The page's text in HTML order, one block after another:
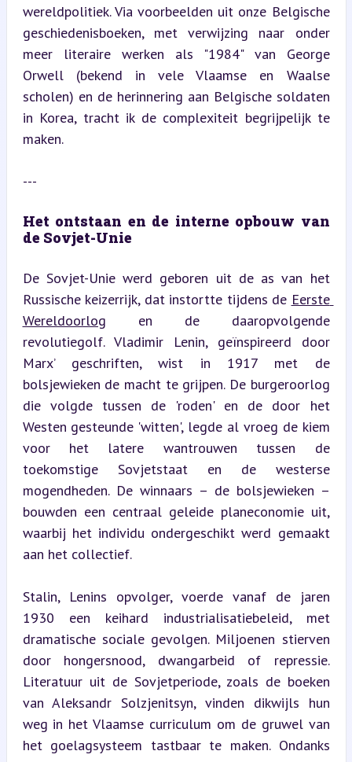
wereldpolitiek. Via voorbeelden uit onze Belgische
geschiedenisboeken, met verwijzing naar onder
meer literaire werken als "1984" van George
Orwell (bekend in vele Vlaamse en Waalse
scholen) en de herinnering aan Belgische soldaten
in Korea, tracht ik de complexiteit begrijpelijk te
maken.
---
Het ontstaan en de interne opbouw van
de Sovjet-Unie
De Sovjet-Unie werd geboren uit de as van het
Russische keizerrijk, dat instortte tijdens de Eerste
Wereldoorlog en de daaropvolgende
revolutiegolf. Vladimir Lenin, geïnspireerd door
Marx’ geschriften, wist in 1917 met de
bolsjewieken de macht te grijpen. De burgeroorlog
die volgde tussen de 'roden' en de door het
Westen gesteunde 'witten', legde al vroeg de kiem
voor het latere wantrouwen tussen de
toekomstige Sovjetstaat en de westerse
mogendheden. De winnaars – de bolsjewieken –
bouwden een centraal geleide planeconomie uit,
waarbij het individu ondergeschikt werd gemaakt
aan het collectief.
Stalin, Lenins opvolger, voerde vanaf de jaren
1930 een keihard industrialisatiebeleid, met
dramatische sociale gevolgen. Miljoenen stierven
door hongersnood, dwangarbeid of repressie.
Literatuur uit de Sovjetperiode, zoals de boeken
van Aleksandr Solzjenitsyn, vinden dikwijls hun
weg in het Vlaamse curriculum om de gruwel van
het goelagsysteem tastbaar te maken. Ondanks